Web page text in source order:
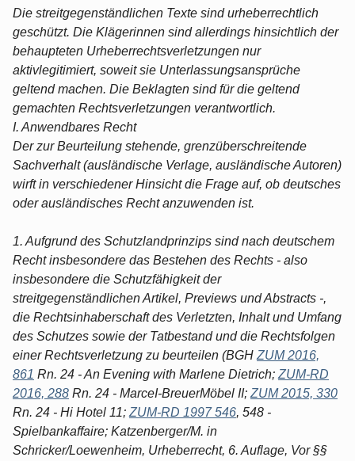
Die streitgegenständlichen Texte sind urheberrechtlich
geschützt. Die Klägerinnen sind allerdings hinsichtlich der
behaupteten Urheberrechtsverletzungen nur
aktivlegitimiert, soweit sie Unterlassungsansprüche
geltend machen. Die Beklagten sind für die geltend
gemachten Rechtsverletzungen verantwortlich.
I. Anwendbares Recht
Der zur Beurteilung stehende, grenzüberschreitende
Sachverhalt (ausländische Verlage, ausländische Autoren)
wirft in verschiedener Hinsicht die Frage auf, ob deutsches
oder ausländisches Recht anzuwenden ist.
1. Aufgrund des Schutzlandprinzips sind nach deutschem
Recht insbesondere das Bestehen des Rechts - also
insbesondere die Schutzfähigkeit der
streitgegenständlichen Artikel, Previews und Abstracts -,
die Rechtsinhaberschaft des Verletzten, Inhalt und Umfang
des Schutzes sowie der Tatbestand und die Rechtsfolgen
einer Rechtsverletzung zu beurteilen (BGH ZUM 2016,
861 Rn. 24 - An Evening with Marlene Dietrich; ZUM-RD
2016, 288 Rn. 24 - MarceI-BreuerMöbel II; ZUM 2015, 330
Rn. 24 - Hi Hotel 11; ZUM-RD 1997 546, 548 -
Spielbankaffaire; Katzenberger/M. in
Schricker/Loewenheim, Urheberrecht, 6. Auflage, Vor §§